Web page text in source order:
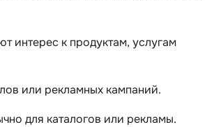
интерес к продуктам, услугам
или рекламных кампаний.
для каталогов или рекламы.